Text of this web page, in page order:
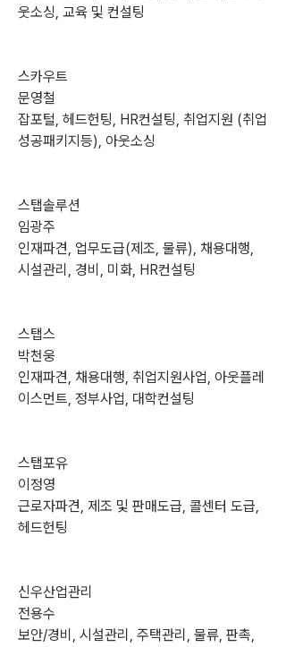
웃소싱, 교육 및 컨설팅
스카우트
문영철
잡포털, 헤드헌팅, HR컨설팅, 취업지원 (취업
성공패키지등), 아웃소싱
스탭솔루션
임광주
인재파견, 업무도급(제조, 물류), 채용대행,
시설관리, 경비, 미화, HR컨설팅
스탭스
박천웅
인재파견, 채용대행, 취업지원사업, 아웃플레
이스먼트, 정부사업, 대학컨설팅
스탭포유
이정영
근로자파견, 제조 및 판매도급, 콜센터 도급,
헤드헌팅
신우산업관리
전용수
보안/경비, 시설관리, 주택관리, 물류, 판촉,